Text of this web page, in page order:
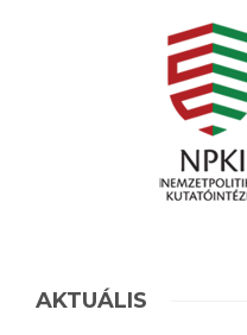
AKTUÁLIS